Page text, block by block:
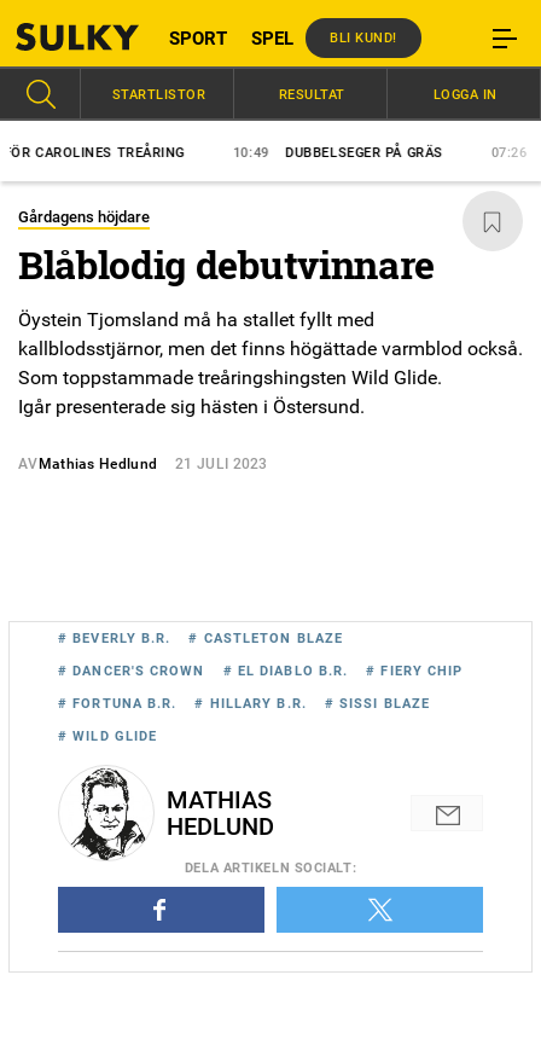
SPORT SPEL BLI KUND!
TREÅRING 10:49 DUBBELSEGER PÅ GRÄS 07:26
STARTLISTOR RESULTAT LOGGA IN
Gårdagens höjdare
Blåblodig debutvinnare
Öystein Tjomsland må ha stallet fyllt med
kallblodsstjärnor, men det finns högättade varmblod också.
Som toppstammade treåringshingsten Wild Glide.
Igår presenterade sig hästen i Östersund.
AV Mathias Hedlund 21 JULI 2023
Öystein Tjomslands högättade debutant Wild Glide spurtade
förbi Daniel Wäjerstens Atlas A'Lir i Östersund igår. Foto Mathias
# BEVERLY B.R. # CASTLETON BLAZE
# DANCER'S CROWN # EL DIABLO B.R. # FIERY CHIP
# FORTUNA B.R. # HILLARY B.R. # SISSI BLAZE
# WILD GLIDE
MATHIAS
HEDLUND
DELA ARTIKELN SOCIALT: